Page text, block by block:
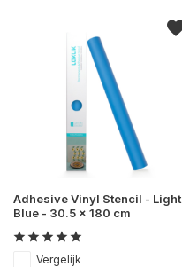
Adhesive Vinyl Stencil - Light
Blue - 30.5 x 180 cm
Vergelijk